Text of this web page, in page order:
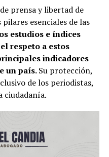
prensa y libertad de
esenciales de las
estudios e índices
respeto a estos
indicadores
un país.Su protección,
de los periodistas,
ciudadanía.